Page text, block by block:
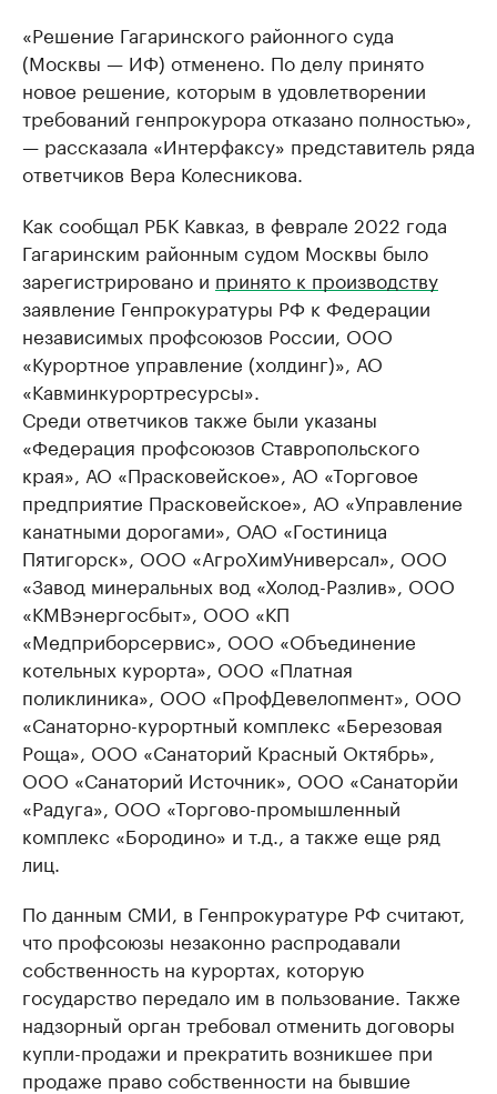
«Решение Гагаринского районного суда
(Москвы — ИФ) отменено. По делу принято
новое решение, которым в удовлетворении
требований генпрокурора отказано полностью»,
— рассказала «Интерфаксу» представитель ряда
ответчиков Вера Колесникова.
Как сообщал РБК Кавказ, в феврале 2022 года
Гагаринским районным судом Москвы было
зарегистрировано и принято к производству
заявление Генпрокуратуры РФ к Федерации
независимых профсоюзов России, ООО
«Курортное управление (холдинг)», АО
«Кавминкурортресурсы».
Среди ответчиков также были указаны
«Федерация профсоюзов Ставропольского
края», АО «Прасковейское», АО «Торговое
предприятие Прасковейское», АО «Управление
канатными дорогами», ОАО «Гостиница
Пятигорск», ООО «АгроХимУниверсал», ООО
«Завод минеральных вод «Холод-Разлив», ООО
«КМВэнергосбыт», ООО «КП
«Медприборсервис», ООО «Объединение
котельных курорта», ООО «Платная
поликлиника», ООО «ПрофДевелопмент», ООО
«Санаторно-курортный комплекс «Березовая
Роща», ООО «Санаторий Красный Октябрь»,
ООО «Санаторий Источник», ООО «Санаторйи
«Радуга», ООО «Торгово-промышленный
комплекс «Бородино» и т.д., а также еще ряд
лиц.
По данным СМИ, в Генпрокуратуре РФ считают,
что профсоюзы незаконно распродавали
собственность на курортах, которую
государство передало им в пользование. Также
надзорный орган требовал отменить договоры
купли-продажи и прекратить возникшее при
продаже право собственности на бывшие